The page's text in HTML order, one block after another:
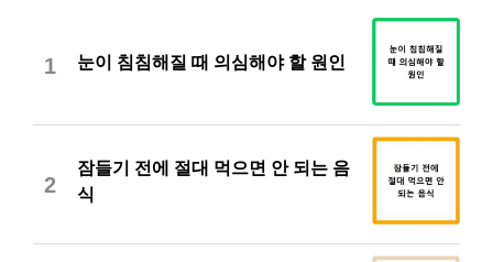
1 눈이 침침해질 때 의심해야 할 원인
2
잠들기 전에 절대 먹으면 안 되는 음
식